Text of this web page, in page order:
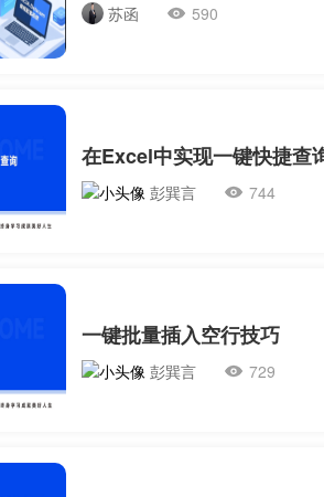
苏函 590
在Excel中实现一键快捷查
彭巽言 744
一键批量插入空行技巧
彭巽言 729